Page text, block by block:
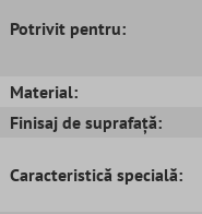
Potrivit pentru:
Material:
Finisaj de suprafață:
Caracteristică specială: